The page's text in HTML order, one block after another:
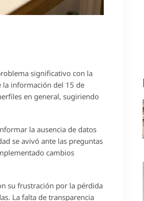
significativo con la
la información del 15 de
en general, sugiriendo
la ausencia de datos
se avivó ante las preguntas
cambios
su frustración por la pérdida
La falta de transparencia